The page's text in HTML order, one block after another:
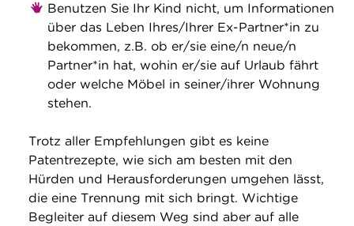
Benutzen Sie Ihr Kind nicht, um Informationen
über das Leben Ihres/Ihrer Ex-Partner*in zu
bekommen, z.B. ob er/sie eine/n neue/n
Partner*in hat, wohin er/sie auf Urlaub fährt
oder welche Möbel in seiner/ihrer Wohnung
stehen.
Trotz aller Empfehlungen gibt es keine
Patentrezepte, wie sich am besten mit den
Hürden und Herausforderungen umgehen lässt,
die eine Trennung mit sich bringt. Wichtige
Begleiter auf diesem Weg sind aber auf alle